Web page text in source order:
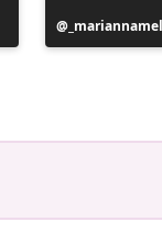
Postitus
avaldatud